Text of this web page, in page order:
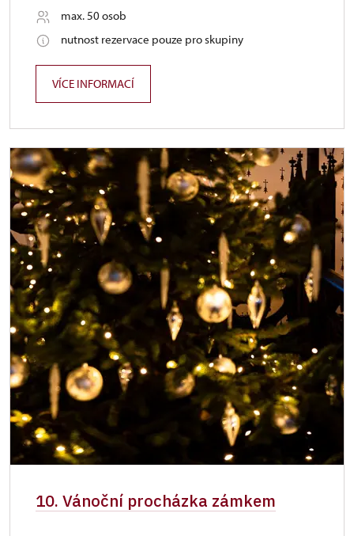
max. 50 osob
nutnost rezervace pouze pro skupiny
VÍCE INFORMACÍ
10. Vánoční procházka zámkem